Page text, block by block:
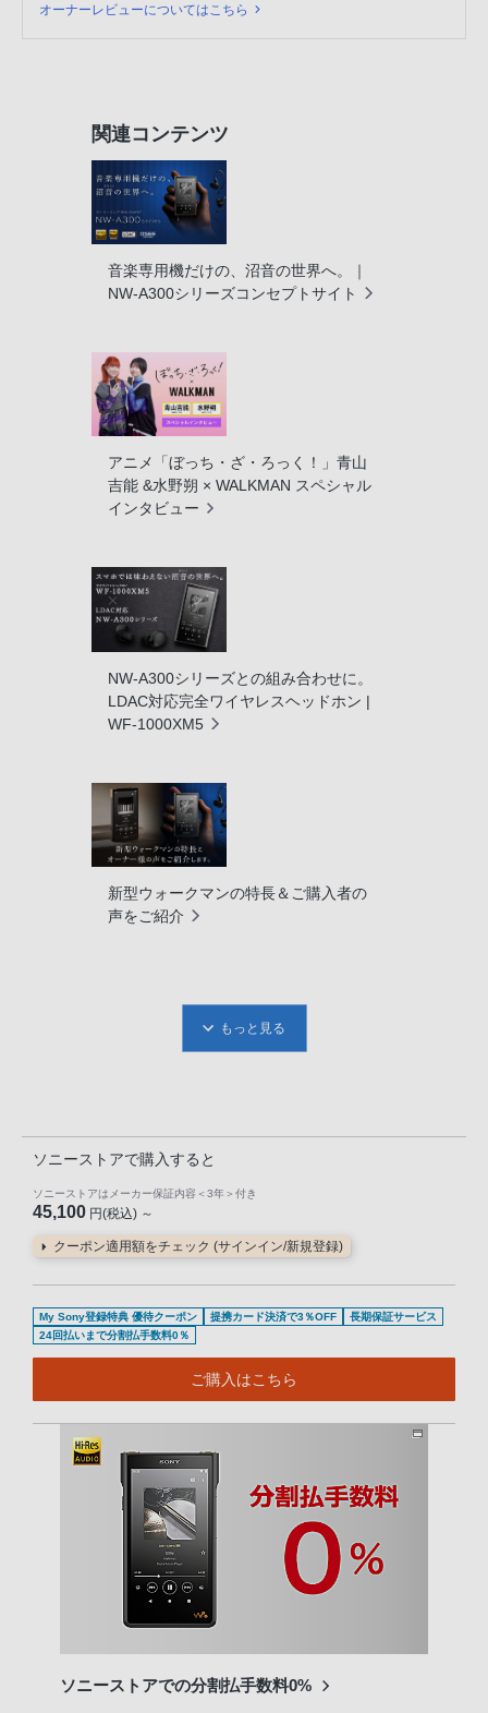
オーナーレビューについてはこちら
関連コンテンツ
音楽専用機だけの、沼音の世界へ。｜
NW-A300シリーズコンセプトサイト
アニメ「ぼっち・ざ・ろっく！」青山
吉能 &水野朔 × WALKMAN スペシャル
インタビュー
NW-A300シリーズとの組み合わせに。
LDAC対応完全ワイヤレスヘッドホン |
WF-1000XM5
新型ウォークマンの特長＆ご購入者の
声をご紹介
もっと見る
ソニーストアで購入すると
ソニーストアはメーカー保証内容 ＜3年＞ 付き
45,100 円(税込) ～
クーポン適用額をチェック (サインイン/新規登録)
My Sony登録特典 優待クーポン 提携カード決済で3％OFF
長期保証サービス
24回払いまで分割払手数料0％
ご購入はこちら
ソニーストアでの分割払手数料0%